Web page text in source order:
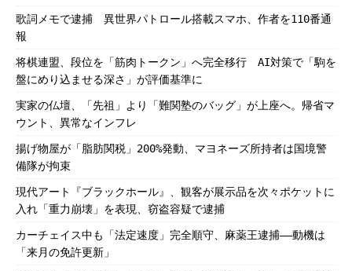
歌詞メモで逮捕 異世界パトロール搭載スマホ、作者を110番通
報
将棋連盟、段位を「筋肉トークン」へ完全移行 AI対策で「駒を
盤にめり込ませる深さ」が評価基準に
実家の仏壇、「先祖」より「難関塾のバッグ」が上座へ。帰省マ
ウント、異常なインフレ
揚げ物屋が「脂肪関税」200%発動、マヨネーズ所持者は国境警
備隊が拘束
現代アート『ブラックホール』、観客が展示品を次々ポケットに
入れ「重力崩壊」を表現、窃盗容疑で逮捕
カーチェイス中も「法定速度」完全順守、麻薬王逮捕――動機は
「来月の免許更新」